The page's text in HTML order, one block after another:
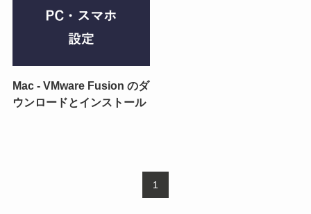
Mac - VMware Fusion のダ
ウンロードとインストール
1